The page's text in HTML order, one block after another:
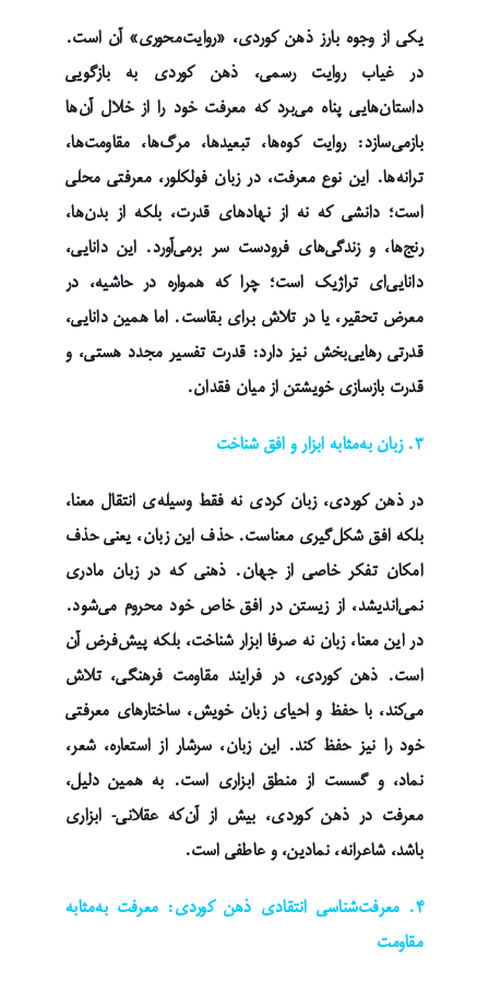
یکی از وجوه بارز ذهن کوردی، «روایت‌محوری» آن است.
در غیاب روایت رسمی، ذهن کوردی به بازگویی
داستان‌هایی پناه می‌برد که معرفت خود را از خلال آن‌ها
بازمی‌سازد: روایت کوه‌ها، تبعیدها، مرگ‌ها، مقاومت‌ها،
ترانه‌ها. این نوع معرفت، در زبان فولکلور، معرفتی محلی
است؛ دانشی که نه از نهادهای قدرت، بلکه از بدن‌ها،
رنج‌ها، و زندگی‌های فرودست سر برمی‌آورد. این دانایی،
دانایی‌ای تراژیک است؛ چرا که همواره در حاشیه، در
معرض تحقیر، یا در تلاش برای بقاست. اما همین دانایی،
قدرتی رهایی‌بخش نیز دارد: قدرت تفسیر مجدد هستی، و
قدرت بازسازی خویشتن از میان فقدان.
۳. زبان به‌مثابه ابزار و افق شناخت
در ذهن کوردی، زبان کردی نه فقط وسیله‌ی انتقال معنا،
بلکه افق شکل‌گیری معناست. حذف این زبان، یعنی حذف
امکان تفکر خاصی از جهان. ذهنی که در زبان مادری
نمی‌اندیشد، از زیستن در افق خاص خود محروم می‌شود.
در این معنا، زبان نه صرفا ابزار شناخت، بلکه پیش‌فرض آن
است. ذهن کوردی، در فرایند مقاومت فرهنگی، تلاش
می‌کند، با حفظ و احیای زبان خویش، ساختارهای معرفتی
خود را نیز حفظ کند. این زبان، سرشار از استعاره، شعر،
نماد، و گسست از منطق ابزاری است. به همین دلیل،
معرفت در ذهن کوردی، بیش از آن‌که عقلانی- ابزاری
باشد، شاعرانه، نمادین، و عاطفی است.
۴. معرفت‌شناسی انتقادی ذهن کوردی: معرفت به‌مثابه
مقاومت